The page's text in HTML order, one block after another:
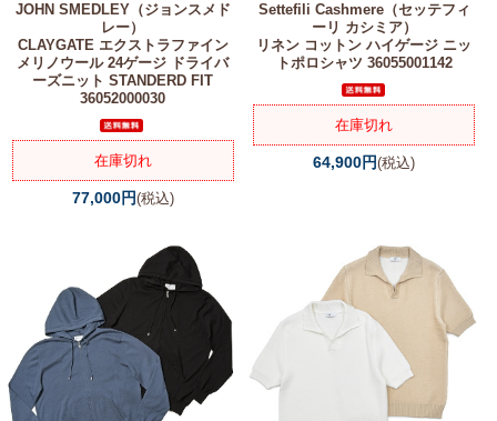
JOHN SMEDLEY（ジョンスメド
レー）
CLAYGATE エクストラファイン
メリノウール 24ゲージ ドライバ
ーズニット STANDERD FIT
36052000030
在庫切れ
77,000円(税込)
Settefili Cashmere（セッテフィ
ーリ カシミア）
リネン コットン ハイゲージ ニッ
トポロシャツ 36055001142
在庫切れ
64,900円(税込)